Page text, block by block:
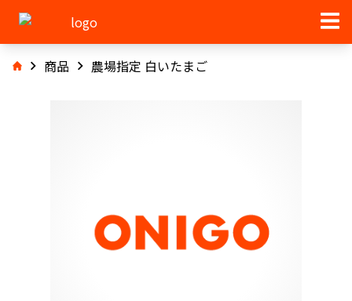
商品 農場指定 白いたまご